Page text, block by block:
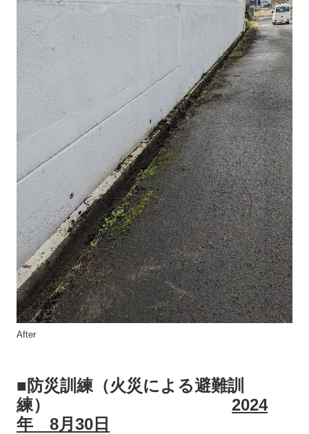
After
■防災訓練（火災による避難訓
練）
2024
年 8月30日